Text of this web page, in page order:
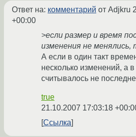
Ответ на: комментарий от Adjkru
+00:00
>если размер и время
изменения не менялись,
А если в один такт
несколько изменений, а
считывалось не
true
21.10.2007 17:03:18
Ссылка